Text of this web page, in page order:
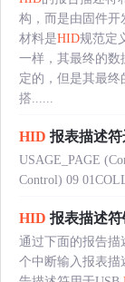
构，而是由固件开
材料是HID规范定
一样，其最终的数
定的，但是其最终
搭......
HID 报表描述
USAGE_PAGE
Control) 09
HID 报表描述符
通过下面的报告描
个中断输入报表描